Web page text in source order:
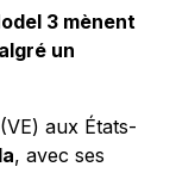
3 mènent
un
aux États-
, avec ses